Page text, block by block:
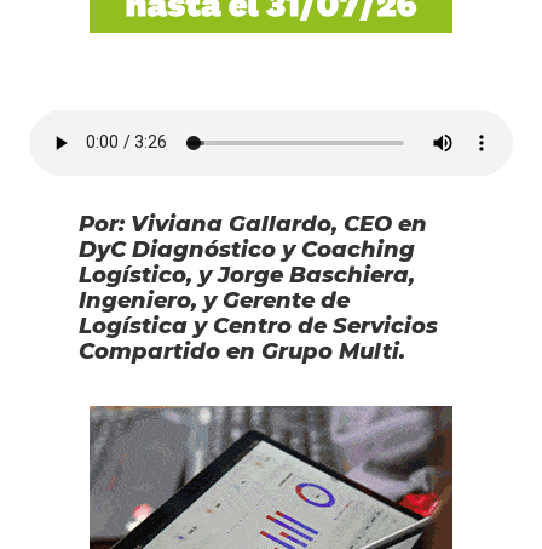
Por: Viviana Gallardo, CEO en
DyC Diagnóstico y Coaching
Logístico, y Jorge Baschiera,
Ingeniero, y Gerente de
Logística y Centro de Servicios
Compartido en Grupo Multi.